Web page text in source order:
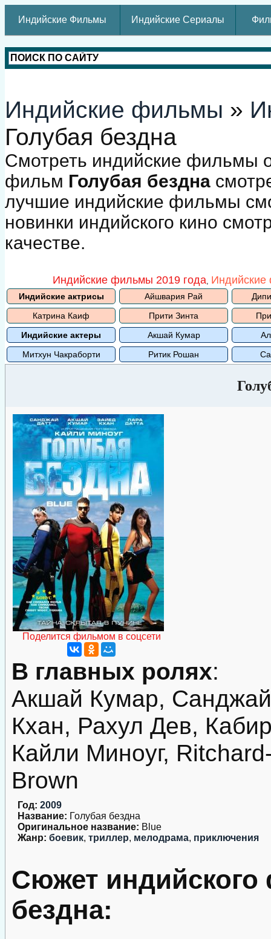
Индийские Фильмы Индийские Сериалы
Индийские фильмы »
Голубая бездна
Смотреть индийские фильмы
фильм Голубая бездна
лучшие индийские фильмы
новинки индийского кино
качестве.
Индийские фильмы 2019 года,
Индийские актрисы Айшвария Рай
Катрина Каиф
Прити Зинта
Индийские актеры
Акшай Кумар
Митхун Чакраборти
Ритик Рошан
Поделится фильмом в соцсети
В главных ролях:
Акшай Кумар,
Кхан, Рахул Дев,
Кайли Миноуг,
Brown
Год: 2009
Название: Голубая бездна
Оригинальное название: Blue
Жанр: боевик, триллер, мелодрама, приключения
Сюжет
бездна: